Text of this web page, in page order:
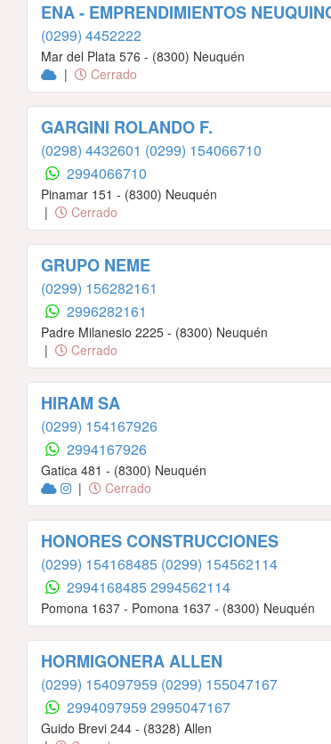
ENA - EMPRENDIMIENTOS
(0299) 4452222
Mar del Plata 576 - (8300) Neuquén
|
Cerrado
GARGINI ROLANDO F.
(0298) 4432601 (0299) 154066710
2994066710
Pinamar 151 - (8300) Neuquén
|
Cerrado
GRUPO NEME
(0299) 156282161
2996282161
Padre Milanesio 2225 - (8300) Neuquén
|
Cerrado
HIRAM SA
(0299) 154167926
2994167926
Gatica 481 - (8300) Neuquén
|
Cerrado
HONORES CONSTRUCCIONES
(0299) 154168485 (0299) 154562114
29941684852994562114
Pomona 1637 - Pomona 1637 - (8300) Neuquén
HORMIGONERA ALLEN
(0299) 154097959 (0299) 155047167
2994097959 2995047167
Guido Brevi 244 - (8328) Allen